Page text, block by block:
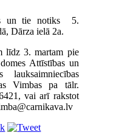
un tie notiks 5.
Dārza ielā 2a.
līdz 3. martam pie
Attīstības un
lauksaimniecības
Vimbas pa tālr.
vai arī rakstot